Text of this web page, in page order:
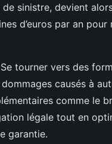
de sinistre, devient
d’euros par an
tourner vers des
causés à
comme le
légale tout en
garantie.